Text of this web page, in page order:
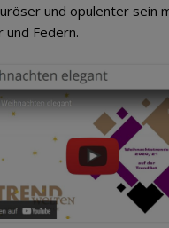
und opulenter sein
und Federn.